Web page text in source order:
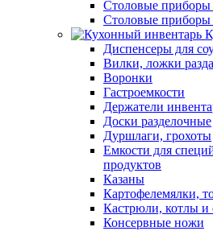
Столовые приборы
Столовые приборы
Столовые приборы
Столовые приборы
Столовые приборы
Столовые приборы
Столовые приборы
Столовые приборы
Столовые приборы
Столовые приборы
Диспенсеры для
Вилки, ложки
Воронки
Гастроемкости
Держатели